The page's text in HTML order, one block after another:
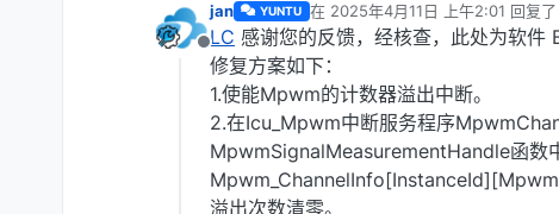
离线
jan YUNTU 在 2025年4月11日 上午2:01 回复了
最后由 编辑
LC 感谢您的反馈，经核查，此处为软件
修复方案如下：
1.使能Mpwm的计数器溢出中断。
2.在Icu_Mpwm中断服务程序
MpwmSignalMeasurementHandle函数
溢出次数清零。